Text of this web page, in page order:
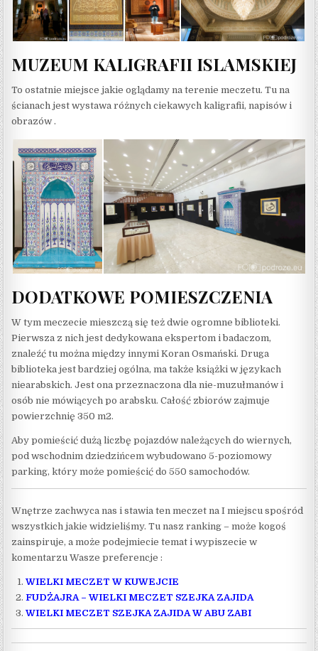
MUZEUM KALIGRAFII ISLAMSKIEJ
To ostatnie miejsce jakie oglądamy na terenie meczetu. Tu na
ścianach jest wystawa różnych ciekawych kaligrafii, napisów i
obrazów .
DODATKOWE POMIESZCZENIA
W tym meczecie mieszczą się też dwie ogromne biblioteki.
Pierwsza z nich jest dedykowana ekspertom i badaczom,
znaleźć tu można między innymi Koran Osmański. Druga
biblioteka jest bardziej ogólna, ma także książki w językach
niearabskich. Jest ona przeznaczona dla nie-muzułmanów i
osób nie mówiących po arabsku. Całość zbiorów zajmuje
powierzchnię 350 m2.
Aby pomieścić dużą liczbę pojazdów należących do wiernych,
pod wschodnim dziedzińcem wybudowano 5-poziomowy
parking, który może pomieścić do 550 samochodów.
Wnętrze zachwyca nas i stawia ten meczet na I miejscu spośród
wszystkich jakie widzieliśmy. Tu nasz ranking – może kogoś
zainspiruje, a może podejmiecie temat i wypiszecie w
komentarzu Wasze preferencje :
WIELKI MECZET W KUWEJCIE
FUDŻAJRA – WIELKI MECZET SZEJKA ZAJIDA
WIELKI MECZET SZEJKA ZAJIDA W ABU ZABI